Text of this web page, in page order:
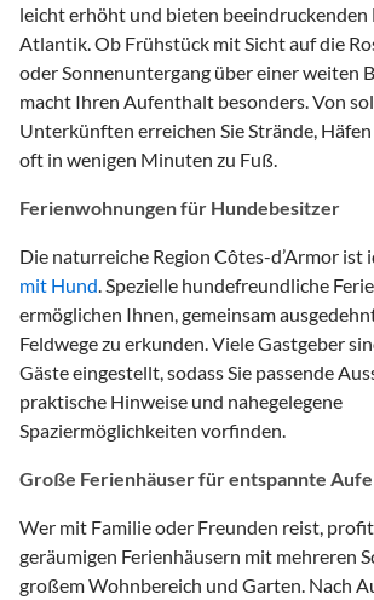
leicht erhöht und bieten beeindruckenden
Atlantik. Ob Frühstück mit Sicht auf die
oder Sonnenuntergang über einer weiten
macht Ihren Aufenthalt besonders. Von
Unterkünften erreichen Sie Strände,
oft in wenigen Minuten zu Fuß.
Ferienwohnungen für Hundebesitzer
Die naturreiche Region Côtes-d’Armor ist
mit Hund. Spezielle hundefreundliche
ermöglichen Ihnen, gemeinsam
Feldwege zu erkunden. Viele Gastgeber
Gäste eingestellt, sodass Sie passende
praktische Hinweise und nahegelegene
Spaziermöglichkeiten vorfinden.
Große Ferienhäuser für entspannte
Wer mit Familie oder Freunden reist,
geräumigen Ferienhäusern mit mehreren
großem Wohnbereich und Garten. Nach